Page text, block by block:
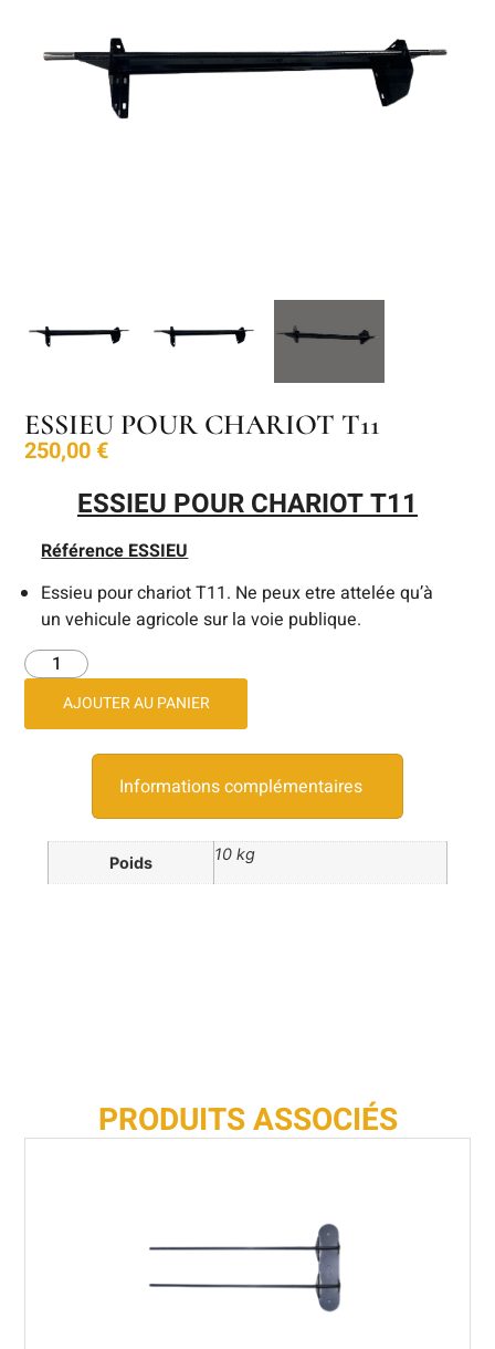
ESSIEU POUR CHARIOT T11
250,00€
ESSIEU POUR CHARIOT T11
Référence ESSIEU
Essieu pour chariot T11. Ne peux etre attelée qu’à
un vehicule agricole sur la voie publique.
AJOUTER AU PANIER
Informations complémentaires
Poids 10 kg
PRODUITS ASSOCIÉS